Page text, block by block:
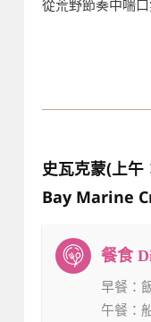
從荒野節奏中喘口
史瓦克蒙(上
Bay Marine
早餐 ：
午餐 ：